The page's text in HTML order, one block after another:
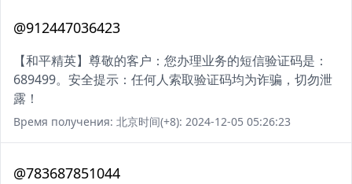
@912447036423
【和平精英】尊敬的客户：您办理业务的短信验证码是：
689499。安全提示：任何人索取验证码均为诈骗，切勿泄
露！
Время получения: 北京时间(+8): 2024-12-05 05:26:23
@783687851044